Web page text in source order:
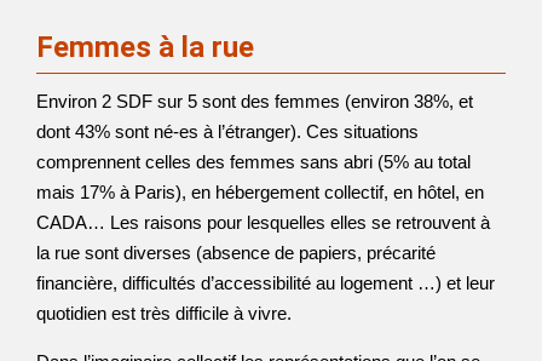
Femmes à la rue
Environ 2 SDF sur 5 sont des femmes (environ 38%, et
dont 43% sont né-es à l’étranger). Ces situations
comprennent celles des femmes sans abri (5% au total
mais 17% à Paris), en hébergement collectif, en hôtel, en
CADA… Les raisons pour lesquelles elles se retrouvent à
la rue sont diverses (absence de papiers, précarité
financière, difficultés d’accessibilité au logement …) et leur
quotidien est très difficile à vivre.